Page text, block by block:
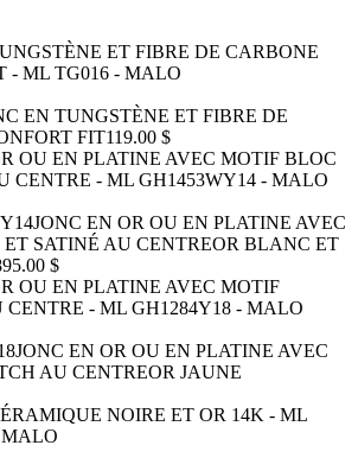
EN TUNGSTÈNE ET FIBRE DE
FIT119.00 $
JONC EN OR OU EN PLATINE AVEC
SATINÉ AU CENTREOR BLANC ET
$
JONC EN OR OU EN PLATINE AVEC
AU CENTREOR JAUNE